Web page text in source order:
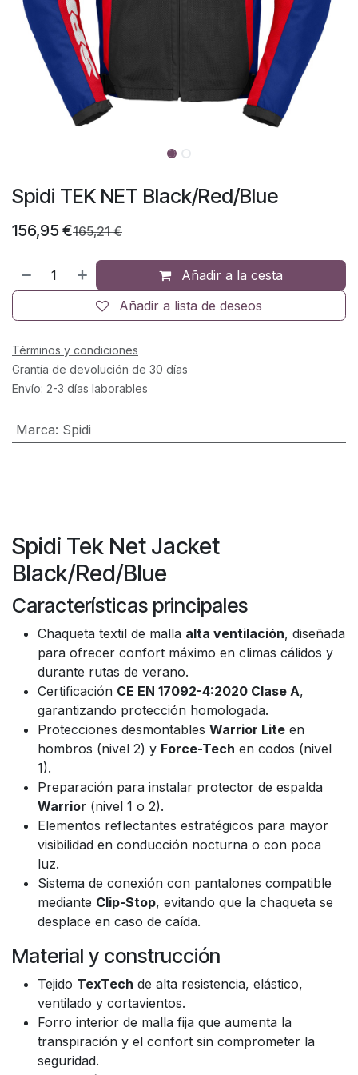
Spidi TEK NET Black/Red/Blue
156,95 €165,21€
Añadir a la cesta
Añadir a lista de deseos
Términos y condiciones
Grantía de devolución de 30 días
Envío: 2-3 días laborables
Marca: Spidi
Spidi Tek Net Jacket
Black/Red/Blue
Características principales
Chaqueta textil de malla alta ventilación, diseñada
para ofrecer confort máximo en climas cálidos y
durante rutas de verano.
Certificación CE EN 17092-4:2020 Clase A,
garantizando protección homologada.
Protecciones desmontables Warrior Lite en
hombros (nivel 2) y Force-Tech en codos (nivel
1).
Preparación para instalar protector de espalda
Warrior (nivel 1 o 2).
Elementos reflectantes estratégicos para mayor
visibilidad en conducción nocturna o con poca
luz.
Sistema de conexión con pantalones compatible
mediante Clip-Stop, evitando que la chaqueta se
desplace en caso de caída.
Material y construcción
Tejido TexTech de alta resistencia, elástico,
ventilado y cortavientos.
Forro interior de malla fija que aumenta la
transpiración y el confort sin comprometer la
seguridad.